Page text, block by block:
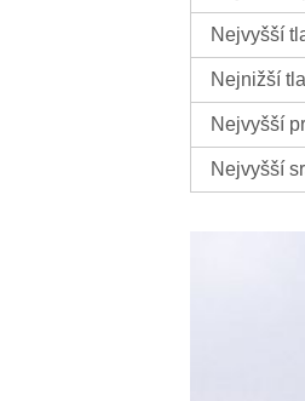
Nejvyšší
Nejnižší
Nejvyšší
Nejvyšší